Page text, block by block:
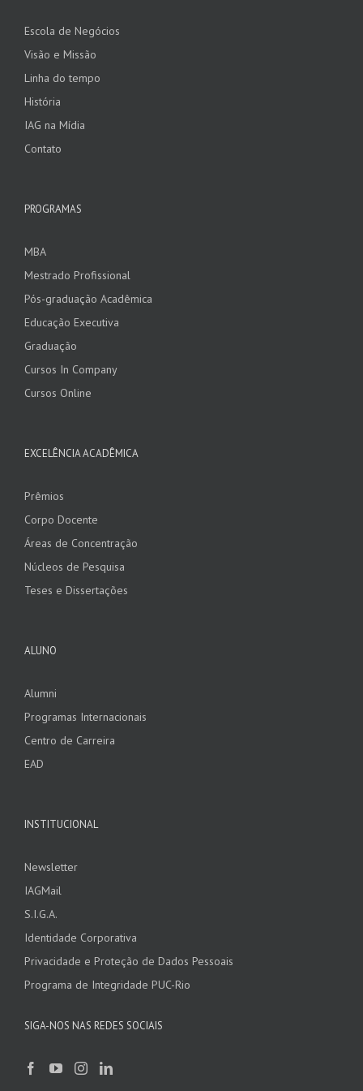
Escola de Negócios
Visão e Missão
Linha do tempo
História
IAG na Mídia
Contato
PROGRAMAS
MBA
Mestrado Profissional
Pós-graduação Acadêmica
Educação Executiva
Graduação
Cursos In Company
Cursos Online
EXCELÊNCIA ACADÊMICA
Prêmios
Corpo Docente
Áreas de Concentração
Núcleos de Pesquisa
Teses e Dissertações
ALUNO
Alumni
Programas Internacionais
Centro de Carreira
EAD
INSTITUCIONAL
Newsletter
IAGMail
S.I.G.A.
Identidade Corporativa
Privacidade e Proteção de Dados Pessoais
Programa de Integridade PUC-Rio
SIGA-NOS NAS REDES SOCIAIS